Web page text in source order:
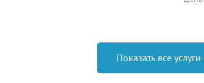
Показать все услуги